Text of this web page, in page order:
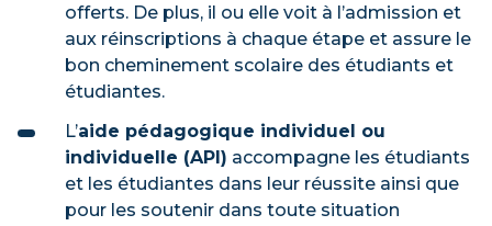
offerts. De plus, il ou elle voit à l’admission et
aux réinscriptions à chaque étape et assure le
bon cheminement scolaire des étudiants et
étudiantes.
L’aide pédagogique individuel ou
individuelle (API) accompagne les étudiants
et les étudiantes dans leur réussite ainsi que
pour les soutenir dans toute situation